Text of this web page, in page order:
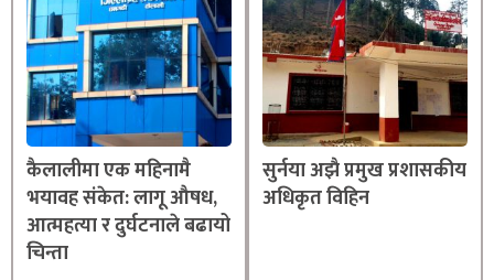
कैलालीमा एक महिनामै
भयावह संकेत: लागू औषध,
आत्महत्या र दुर्घटनाले बढायो
चिन्ता
सुर्नया अझै प्रमुख प्रशासकीय
अधिकृत विहिन